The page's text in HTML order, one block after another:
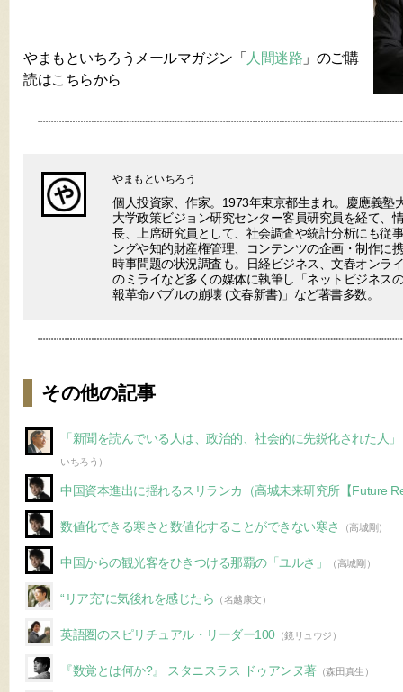
やまもといちろうメールマガジン「 人間迷路 」のご購
読はこちらから
やまもといちろう
個人投資家、作家。1973年東京都生まれ。慶應義塾
大学政策ビジョン研究センター客員研究員を経て、
長、上席研究員として、社会調査や統計分析にも従
ングや知的財産権管理、コンテンツの企画・制作に
時事問題の状況調査も。日経ビジネス、文春オンラ
のミライなど多くの媒体に執筆し「ネットビジネス
報革命バブルの崩壊 (文春新書)」など著書多数。
その他の記事
「新聞を読んでいる人は、政治的、社会的に先鋭化された人
いちろう）
中国資本進出に揺れるスリランカ（高城未来研究所【Future
数値化できる寒さと数値化することができない寒さ （高城剛）
中国からの観光客をひきつける那覇の「ユルさ」 （高城剛）
“リア充”に気後れを感じたら （名越康文）
英語圏のスピリチュアル・リーダー100（鏡リュウジ）
『数覚とは何か?』 スタニスラス ドゥアンヌ著 （森田真生）